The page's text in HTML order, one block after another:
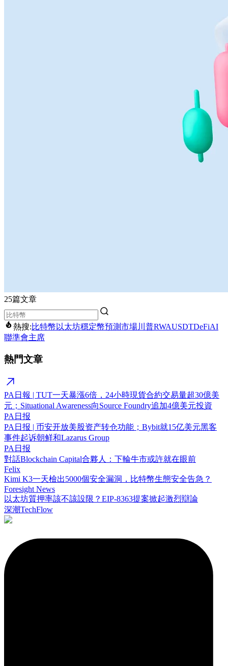
25篇文章
熱搜:比特幣 以太坊穩定幣預測市場川普RWAUSDTDeFiAI
聯準會主席
熱門文章
PA日報 | TUT一天暴漲6倍，24小時現貨合約交易量超30億美
元；Situational Awareness向Source Foundry追加4億美元投資
PA日报
PA日报 | 币安开放美股资产转仓功能；Bybit就15亿美元黑客
事件起诉朝鲜和Lazarus Group
PA日报
對話Blockchain Capital合夥人：下輪牛市或許就在眼前
Felix
Kimi K3一天檢出5000個安全漏洞，比特幣生態安全告急？
Foresight News
以太坊質押率該不該設限？EIP-8363提案掀起激烈辯論
深潮TechFlow